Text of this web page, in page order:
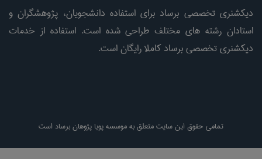
دیکشنری تخصصی برساد برای استفاده دانشجویان، پژوهشگران و
استادان رشته های مختلف طراحی شده است. استفاده از خدمات
دیکشنری تخصصی برساد کاملا رایگان است.
تمامی حقوق این سایت متعلق به موسسه پویا پژوهان برساد است